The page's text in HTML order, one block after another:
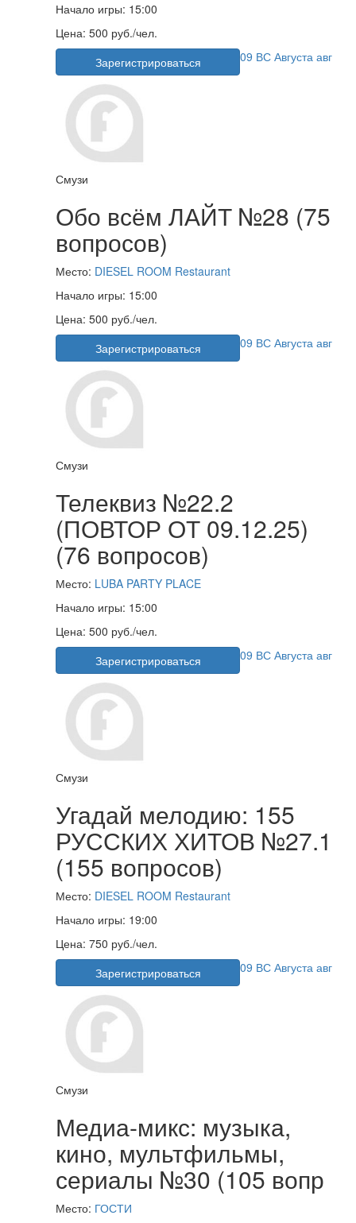
Начало игры: 15:00
Цена: 500 руб./чел.
Зарегистрироваться
09 ВС Августа авг
Смузи
Обо всём ЛАЙТ №28 (75
вопросов)
Место: DIESEL ROOM Restaurant
Начало игры: 15:00
Цена: 500 руб./чел.
Зарегистрироваться
09 ВС Августа авг
Смузи
Телеквиз №22.2
(ПОВТОР ОТ 09.12.25)
(76 вопросов)
Место: LUBA PARTY PLACE
Начало игры: 15:00
Цена: 500 руб./чел.
Зарегистрироваться
09 ВС Августа авг
Смузи
Угадай мелодию: 155
РУССКИХ ХИТОВ №27.1
(155 вопросов)
Место: DIESEL ROOM Restaurant
Начало игры: 19:00
Цена: 750 руб./чел.
Зарегистрироваться
09 ВС Августа авг
Смузи
Медиа-микс: музыка,
кино, мультфильмы,
сериалы №30 (105 вопр
Место: ГОСТИ